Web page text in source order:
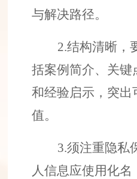
与解决路径。
2.结构清晰，
括案例简介、关
和经验启示，突出
值。
3.须注重隐私
人信息应使用化